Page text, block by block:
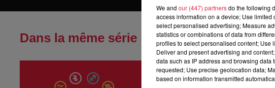
Dans la même série
Horoscope du jeudi 6
Horoscope du jeudi 6 août 2026
We and our (447) partnersdo the following
access information on a device; Use
select personalised advertising; Measure
statistics or combinations of data from
profiles to select personalised content; Use
Deliver and present advertising and
data such as IP address and browsing
requested; Use precise geolocation data;
based on information transmitted